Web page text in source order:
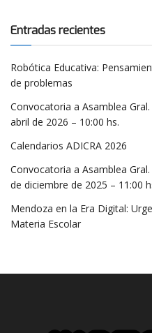
Entradas recientes
Robótica Educativa:
de problemas
Convocatoria a Asamblea
abril de 2026 – 10:00 hs.
Calendarios ADICRA 2026
Convocatoria a Asamblea
de diciembre de 2025 – 11:00
Mendoza en la Era Digital:
Materia Escolar